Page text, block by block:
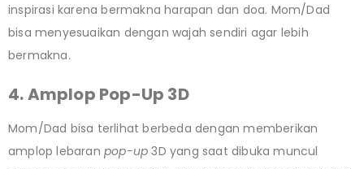
inspirasi karena bermakna harapan dan doa. Mom/Dad
bisa menyesuaikan dengan wajah sendiri agar lebih
bermakna.
4. Amplop Pop-Up 3D
Mom/Dad bisa terlihat berbeda dengan memberikan
amplop lebaran pop-up3D yang saat dibuka muncul